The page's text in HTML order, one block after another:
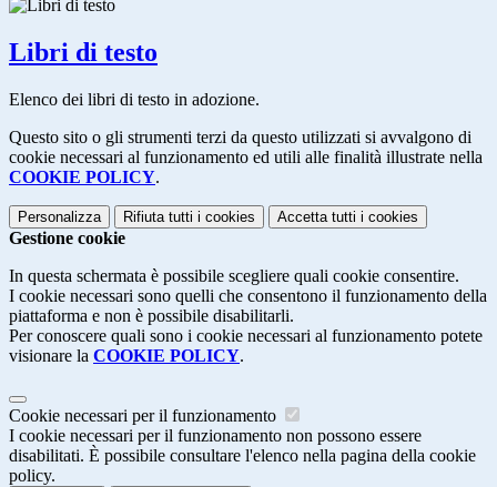
Libri di testo
Elenco dei libri di testo in adozione.
Questo sito o gli strumenti terzi da questo utilizzati si avvalgono di
cookie necessari al funzionamento ed utili alle finalità illustrate nella
COOKIE POLICY.
Personalizza Rifiuta tutti i cookies Accetta tutti i cookies
Gestione cookie
In questa schermata è possibile scegliere quali cookie consentire.
I cookie necessari sono quelli che consentono il funzionamento della
piattaforma e non è possibile disabilitarli.
Per conoscere quali sono i cookie necessari al funzionamento potete
visionare la COOKIE POLICY.
Cookie necessari per il funzionamento
I cookie necessari per il funzionamento non possono essere
disabilitati. È possibile consultare l'elenco nella pagina della cookie
policy.